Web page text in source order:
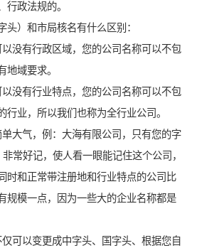
行政法规的。
头）和市局核名有什么区别：
没有行政区域，您的公司名称可以不包
地域要求。
没有行业特点，您的公司名称可以不包
行业，所以我们也称为全行业公司。
大气，例：大海有限公司，只有您的字
常好记，使人看一眼能记住这个公司，
时和正常带注册地和行业特点的公司比
规模一点，因为一些大的企业名称都是
可以变更成中字头、国字头、根据您自